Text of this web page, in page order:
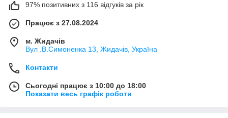
97% позитивних з 116 відгуків за рік
Працює з 27.08.2024
м. Жидачів
Вул .В.Симоненка 13, Жидачів, Україна
Контакти
Сьогодні працює з 10:00 до 18:00
Показати весь графік роботи